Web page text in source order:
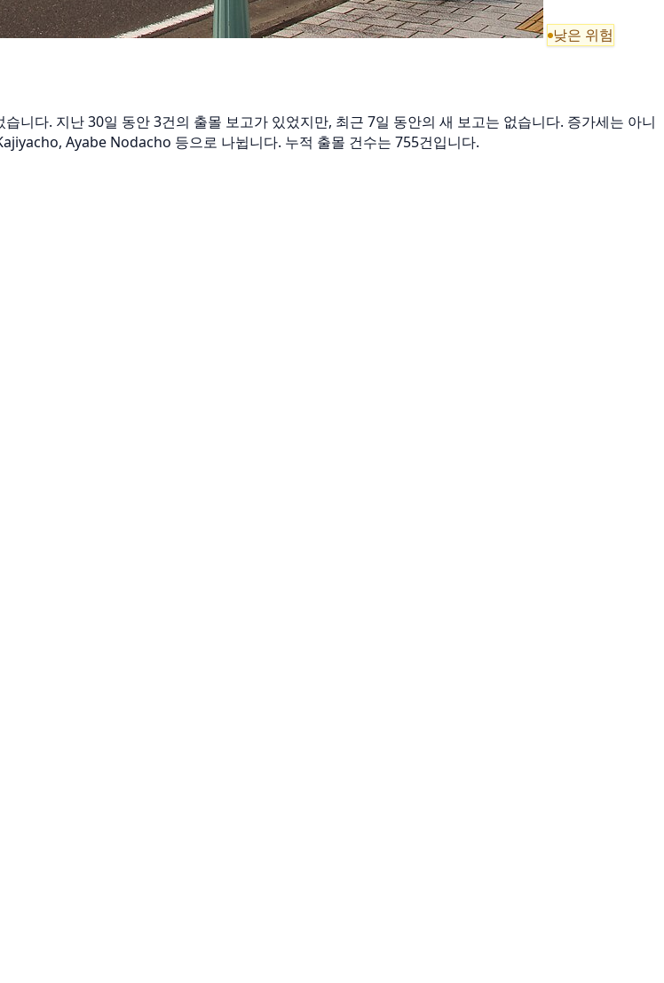
낮은 위험
다. 지난 30일 동안 3건의 출몰 보고가 있었지만, 최근 7일 동안의 새 보고는 없습니다. 증가세는 아니
Ayabe Nodacho 등으로 나뉩니다. 누적 출몰 건수는 755건입니다.